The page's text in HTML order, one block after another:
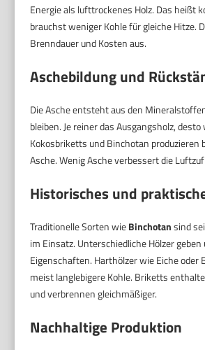
Energie als lufttrockenes Holz. Das heißt
brauchst weniger Kohle für gleiche Hitze.
Brenndauer und Kosten aus.
Aschebildung und
Die Asche entsteht aus den
bleiben. Je reiner das Ausgangsholz,
Kokosbriketts und Binchotan produzieren
Asche. Wenig Asche verbessert die
Historisches und
Traditionelle Sorten wieBinchotansind
im Einsatz. Unterschiedliche Hölzer
Eigenschaften. Harthölzer wie Eiche oder
meist langlebigere Kohle. Briketts
und verbrennen gleichmäßiger.
Nachhaltige Produktion